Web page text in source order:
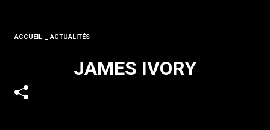
Fil d'ariane
ACCUEIL ACTUALITÉS
JAMES IVORY